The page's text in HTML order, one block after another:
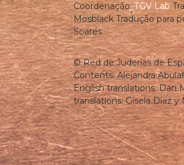
Coordenação:TGV Lab
Mosblack Tradução para
Soares
© Red de Juderías de
Contents: Alejandra
English translations: Dan
translations: Gisela Díaz y